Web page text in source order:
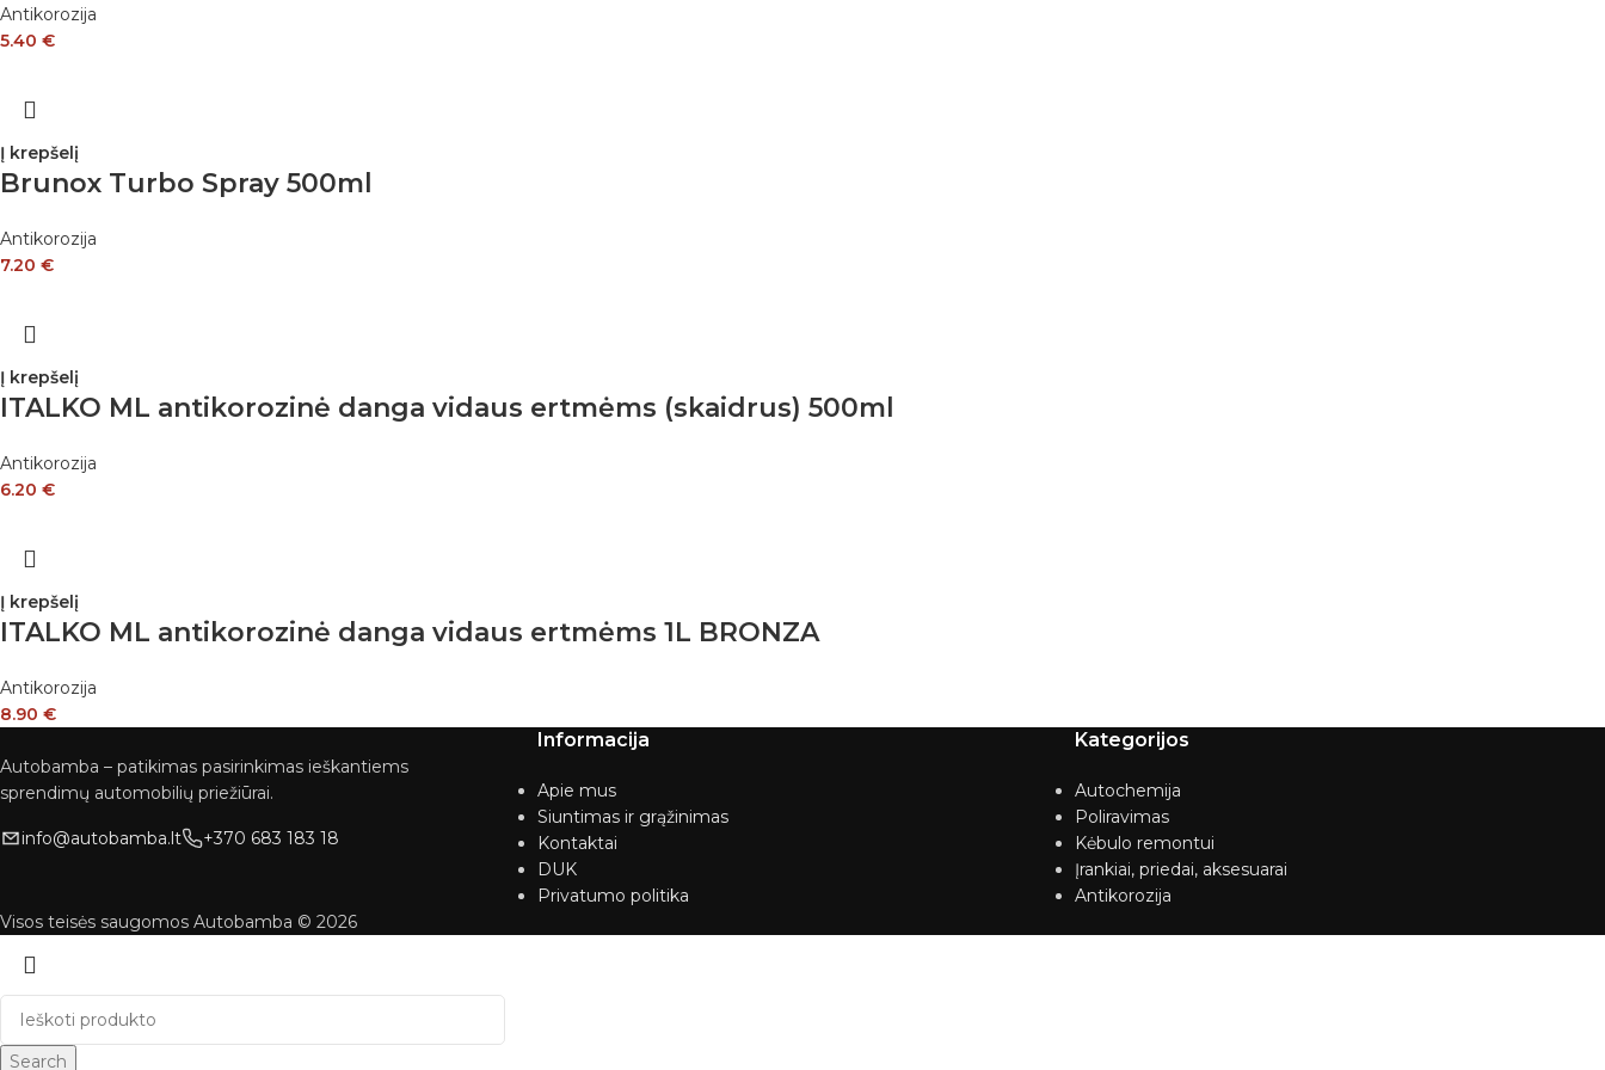
Antikorozija
5.40 €
Į krepšelį
Brunox Turbo Spray 500ml
Antikorozija
7.20 €
Į krepšelį
ITALKO ML antikorozinė danga vidaus ertmėms (skaidrus) 500ml
Antikorozija
6.20 €
Į krepšelį
ITALKO ML antikorozinė danga vidaus ertmėms 1L BRONZA
Antikorozija
8.90 €
Autobamba – patikimas pasirinkimas ieškantiems
sprendimų automobilių priežiūrai.
info@autobamba.lt +370 683 183 18
Informacija
Apie mus
Siuntimas ir grąžinimas
Kontaktai
DUK
Privatumo politika
Kategorijos
Autochemija
Poliravimas
Kėbulo remontui
Įrankiai, priedai, aksesuarai
Antikorozija
Visos teisės saugomos Autobamba © 2026
Search